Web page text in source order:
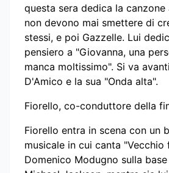
questa sera dedica la
non devono mai smettere di
stessi, e poi Gazzelle. Lui
pensiero a "Giovanna, una
manca moltissimo". Si va
D'Amico e la sua "Onda alta".
Fiorello, co-conduttore della
Fiorello entra in scena con un
musicale in cui canta "Vecchio
Domenico Modugno sulla